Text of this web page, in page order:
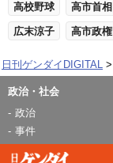
高校野球 高市首相
広末涼子 高市政権
日刊ゲンダイDIGITAL
政治・社会
政治
事件